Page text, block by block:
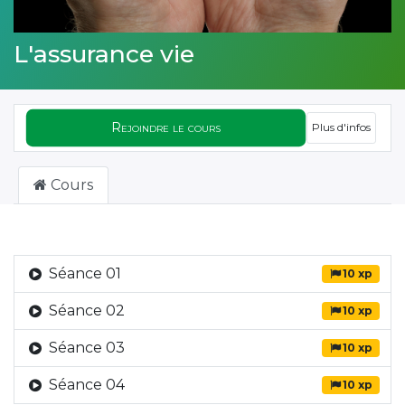
L'assurance vie
Rejoindre le cours Plus d'infos
Cours
Séance 01 10 xp
Séance 02 10 xp
Séance 03 10 xp
Séance 04 10 xp